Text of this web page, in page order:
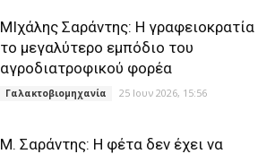
ΜΙχάλης Σαράντης: Η γραφειοκρατία
το μεγαλύτερο εμπόδιο του
αγροδιατροφικού φορέα
Γαλακτοβιομηχανία 25 Ιουν 2026, 15:56
M. Σαράντης: Η φέτα δεν έχει να